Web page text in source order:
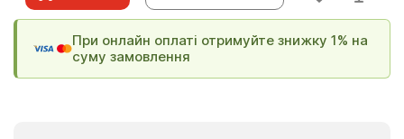
При онлайн оплаті отримуйте знижку 1% на
суму замовлення